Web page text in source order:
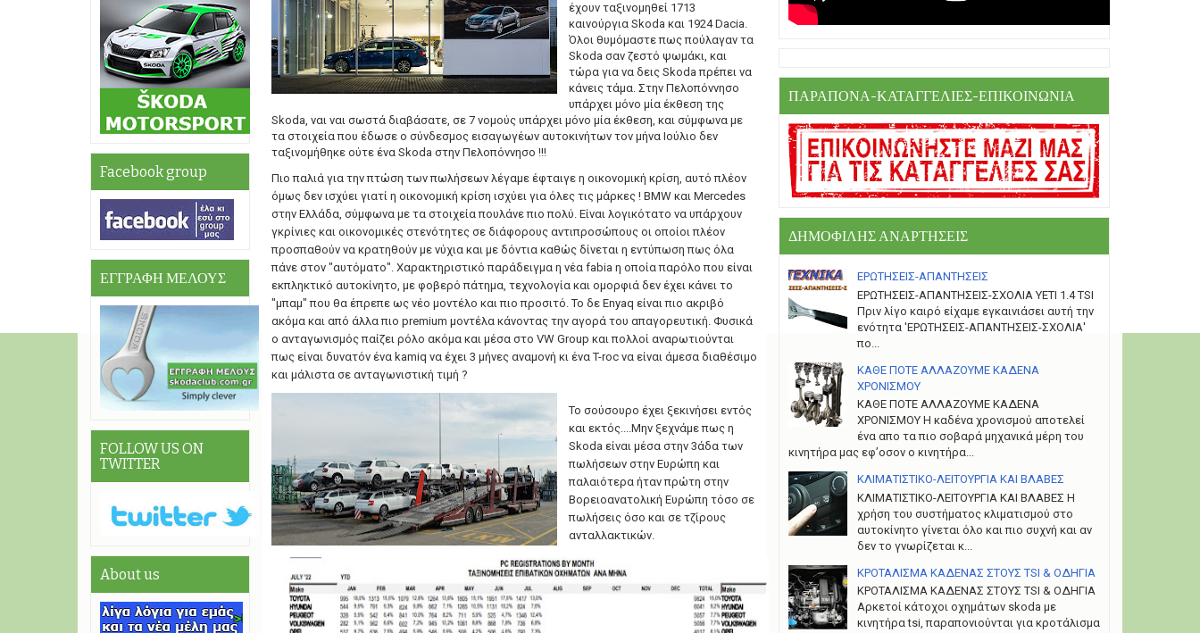
έχoυν ταξινομηθεί 1713
καινούργια Skoda και 1924 Dacia.
Όλοι θυμόμαστε πως πούλαγαν τα
Skoda σαν ζεστό ψωμάκι, και
τώρα για να δεις Skoda πρέπει να
κάνεις τάμα. Στην Πελοπόννησο
υπάρχει μόνο μία έκθεση της
Skoda, ναι ναι σωστά διαβάσατε, σε 7 νομούς υπάρχει μόνο μία έκθεση, και σύμφωνα με
τα στοιχεία που έδωσε ο σύνδεσμος εισαγωγέων αυτοκινήτων τον μήνα Ιούλιο δεν
ταξινομήθηκε ούτε ένα Skoda στην Πελοπόννησο !!!
Πιο παλιά για την πτώση των πωλήσεων λέγαμε έφταιγε η οικονομική κρίση, αυτό πλέον
όμως δεν ισχύει γιατί η οικονομική κρίση ισχύει για όλες τις μάρκες ! BMW και Mercedes
στην Ελλάδα, σύμφωνα με τα στοιχεία πουλάνε πιο πολύ. Είναι λογικότατο να υπάρχουν
γκρίνιες και οικονομικές στενότητες σε διάφορους αντιπροσώπους οι οποίοι πλέον
προσπαθούν να κρατηθούν με νύχια και με δόντια καθώς δίνεται η εντύπωση πως όλα
πάνε στον "αυτόματο". Χαρακτηριστικό παράδειγμα η νέα fabia η οποία παρόλο που είναι
εκπληκτικό αυτοκίνητο, με φοβερό πάτημα, τεχνολογία και ομορφιά δεν έχει κάνει το
"μπαμ" που θα έπρεπε ως νέο μοντέλο και πιο προσιτό. Το δε Enyaq είναι πιο ακριβό
ακόμα και από άλλα πιο premium μοντέλα κάνοντας την αγορά του απαγορευτική. Φυσικά
ο ανταγωνισμός παίζει ρόλο ακόμα και μέσα στο VW Grοup και πολλοί αναρωτιούνται
πως είναι δυνατόν ένα kamiq να έχει 3 μήνες αναμονή κι ένα T-roc να είναι άμεσα διαθέσιμο
και μάλιστα σε ανταγωνιστική τιμή ?
To σούσουρο έχει ξεκινήσει εντός
και εκτός....Μην ξεχνάμε πως η
Skoda είναι μέσα στην 3άδα των
πωλήσεων στην Ευρώπη και
παλαιότερα ήταν πρώτη στην
Βορειοανατολική Ευρώπη τόσο σε
πωλήσεις όσο και σε τζίρους
ανταλλακτικών.
Facebook group
ΕΓΓΡΑΦΗ ΜΕΛΟΥΣ
FOLLOW US ON
TWITTER
About us
ΠΑΡΑΠΟΝΑ-ΚΑΤΑΓΓΕΛΙΕΣ-ΕΠΙΚΟΙΝΩΝΙΑ
ΔΗΜΟΦΙΛΗΣ ΑΝΑΡΤΗΣΕΙΣ
ΕΡΩΤΗΣΕΙΣ-ΑΠΑΝΤΗΣΕΙΣ
ΕΡΩΤΗΣΕΙΣ-ΑΠΑΝΤΗΣΕΙΣ-ΣΧΟΛΙΑ YETI 1.4 TSI
Πριν λίγο καιρό είχαμε εγκαινιάσει αυτή την
ενότητα 'ΕΡΩΤΗΣΕΙΣ-ΑΠΑΝΤΗΣΕΙΣ-ΣΧΟΛΙΑ'
πο...
ΚΑΘΕ ΠΟΤΕ ΑΛΛΑΖΟΥΜΕ ΚΑΔΕΝΑ
ΧΡΟΝΙΣΜΟΥ
ΚΑΘΕ ΠΟΤΕ ΑΛΛΑΖΟΥΜΕ ΚΑΔΕΝΑ
ΧΡΟΝΙΣΜΟΥ Η καδένα χρονισμού αποτελεί
ένα απο τα πιο σοβαρά μηχανικά μέρη του
κινητήρα μας εφ’οσον ο κινητήρα...
ΚΛΙΜΑΤΙΣΤΙΚΟ-ΛΕΙΤΟΥΡΓΙΑ ΚΑΙ ΒΛΑΒΕΣ
ΚΛΙΜΑΤΙΣΤΙΚΟ-ΛΕΙΤΟΥΡΓΙΑ ΚΑΙ ΒΛΑΒΕΣ H
χρήση του συστήματος κλιματισμού στο
αυτοκίνητο γίνεται όλο και πιο συχνή και αν
δεν το γνωρίζεται κ...
ΚΡΟΤΑΛΙΣΜΑ ΚΑΔΕΝΑΣ ΣΤΟΥΣ TSI & ΟΔΗΓΙΑ
ΚΡΟΤΑΛΙΣΜΑ ΚΑΔΕΝΑΣ ΣΤΟΥΣ TSI & ΟΔΗΓΙΑ
Αρκετοί κάτοχοι οχημάτων skoda με
κινητήρα tsi, παραπονιούνται για κροτάλισμα